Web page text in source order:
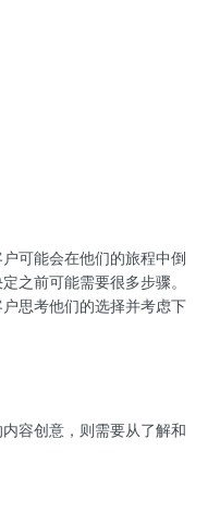
可能会在他们的旅程中倒
之前可能需要很多步骤。
思考他们的选择并考虑下
容创意，则需要从了解和